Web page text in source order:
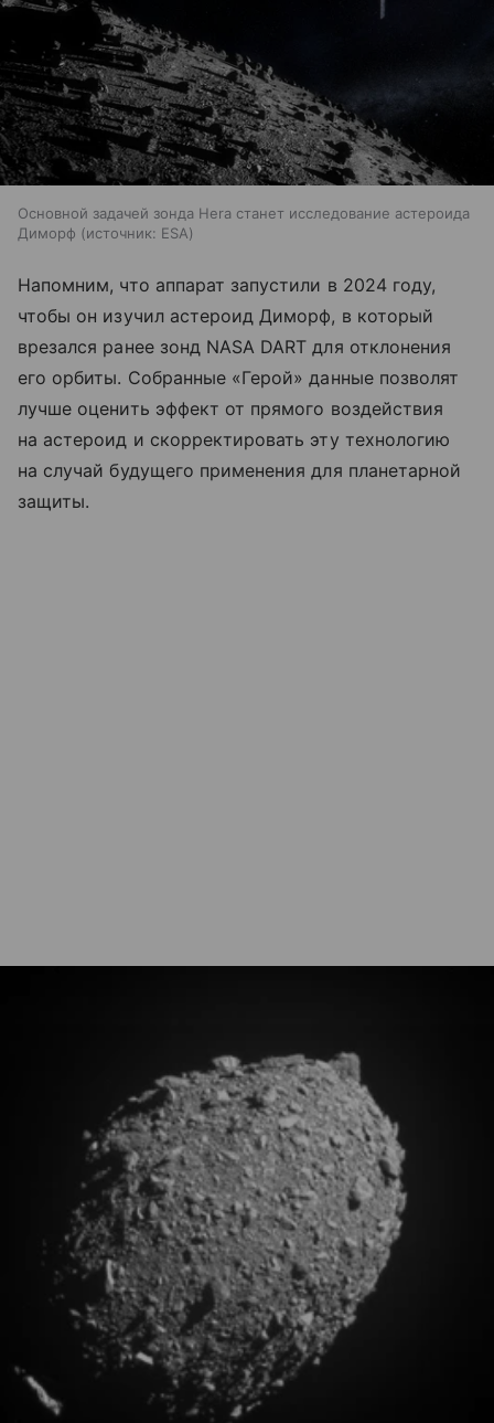
Основной задачей зонда Hera станет исследование астероида
Диморф
источник: ESA
Напомним, что аппарат запустили в 2024 году,
чтобы он изучил астероид Диморф, в который
врезался ранее зонд NASA DART для отклонения
его орбиты. Собранные «Герой» данные позволят
лучше оценить эффект от прямого воздействия
на астероид и скорректировать эту технологию
на случай будущего применения для планетарной
защиты.